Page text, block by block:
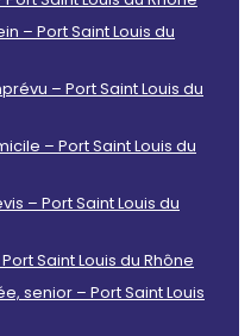
– Port Saint Louis du
– Port Saint Louis du
– Port Saint Louis du
– Port Saint Louis du
Saint Louis du Rhône
senior – Port Saint Louis